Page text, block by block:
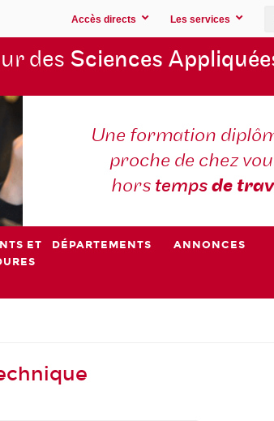
Accès directs Les services
des Sciences
Une formation
proche de chez
hors tempsde trav
ET
DÉPARTEMENTS ANNONCES